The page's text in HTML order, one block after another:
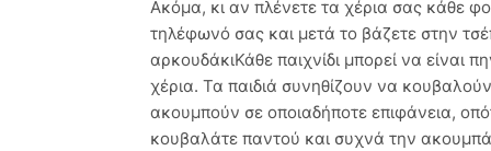
Ακόμα, κι αν πλένετε τα χέρια σας κάθε
τηλέφωνό σας και μετά το βάζετε στην
αρκουδάκιΚάθε παιχνίδι μπορεί να είναι
χέρια. Τα παιδιά συνηθίζουν να
ακουμπούν σε οποιαδήποτε επιφάνεια,
κουβαλάτε παντού και συχνά την